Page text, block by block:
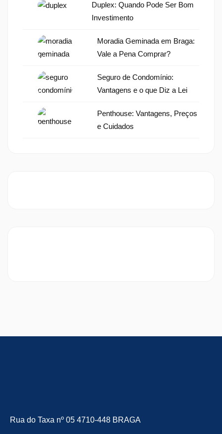
Duplex: Quando Pode Ser Bom
Investimento
Moradia Geminada em Braga:
Vale a Pena Comprar?
Seguro de Condomínio:
Vantagens e o que Diz a Lei
Penthouse: Vantagens, Preços
e Cuidados
Rua do Taxa nº 05 4710-448 BRAGA